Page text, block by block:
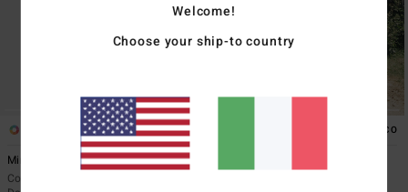
ECO
Mini Wave Check Mia DD One-Piece
Costume intero Coppa D Rosso
ECO
Welcome!
Choose your ship-to country